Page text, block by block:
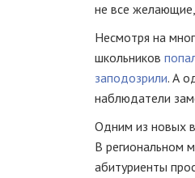
не все
Несмотря на
школьников
заподозрили. А
наблюдатели
Одним из новых
В региональном
абитуриенты